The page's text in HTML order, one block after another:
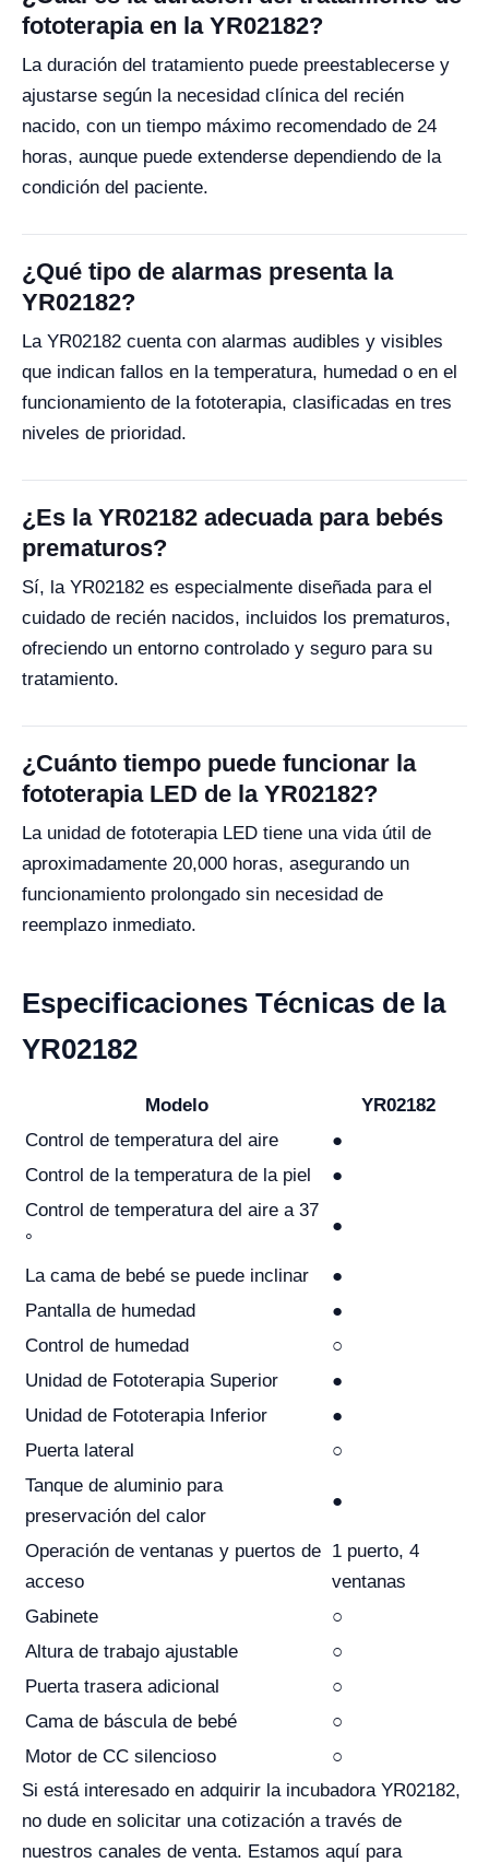
fototerapia en la YR02182?
La duración del tratamiento puede preestablecerse y
ajustarse según la necesidad clínica del recién
nacido, con un tiempo máximo recomendado de 24
horas, aunque puede extenderse dependiendo de la
condición del paciente.
¿Qué tipo de alarmas presenta la
YR02182?
La YR02182 cuenta con alarmas audibles y visibles
que indican fallos en la temperatura, humedad o en el
funcionamiento de la fototerapia, clasificadas en tres
niveles de prioridad.
¿Es la YR02182 adecuada para bebés
prematuros?
Sí, la YR02182 es especialmente diseñada para el
cuidado de recién nacidos, incluidos los prematuros,
ofreciendo un entorno controlado y seguro para su
tratamiento.
¿Cuánto tiempo puede funcionar la
fototerapia LED de la YR02182?
La unidad de fototerapia LED tiene una vida útil de
aproximadamente 20,000 horas, asegurando un
funcionamiento prolongado sin necesidad de
reemplazo inmediato.
Especificaciones Técnicas de la
YR02182
Modelo
YR02182
Control de temperatura del aire
●
Control de la temperatura de la piel
●
Control de temperatura del aire a 37
°
●
La cama de bebé se puede inclinar
●
Pantalla de humedad
●
Control de humedad
○
Unidad de Fototerapia Superior
●
Unidad de Fototerapia Inferior
●
Puerta lateral
○
Tanque de aluminio para
preservación del calor
●
Operación de ventanas y puertos de
acceso
1 puerto, 4
ventanas
Gabinete
○
Altura de trabajo ajustable
○
Puerta trasera adicional
○
Cama de báscula de bebé
○
Motor de CC silencioso
○
Si está interesado en adquirir la incubadora YR02182,
no dude en solicitar una cotización a través de
nuestros canales de venta. Estamos aquí para